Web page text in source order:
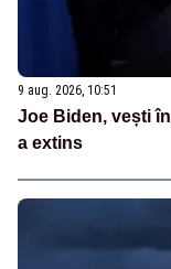
9 aug. 2026, 10:51
Joe Biden, vești
a extins